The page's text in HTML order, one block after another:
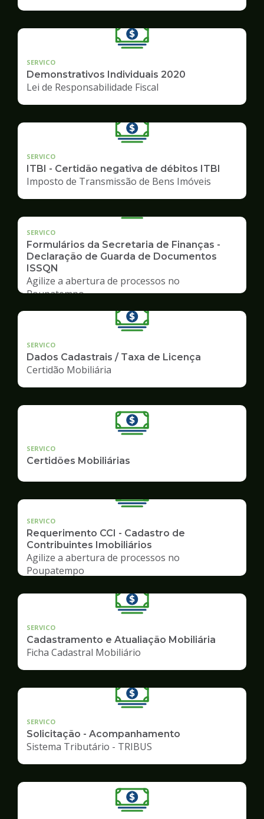
SERVICO
Demonstrativos Individuais 2020
Lei de Responsabilidade Fiscal
SERVICO
ITBI - Certidão negativa de débitos ITBI
Imposto de Transmissão de Bens Imóveis
SERVICO
Formulários da Secretaria de Finanças -
Declaração de Guarda de Documentos
ISSQN
Agilize a abertura de processos no
Poupatempo
SERVICO
Dados Cadastrais / Taxa de Licença
Certidão Mobiliária
SERVICO
Certidões Mobiliárias
SERVICO
Requerimento CCI - Cadastro de
Contribuintes Imobiliários
Agilize a abertura de processos no
Poupatempo
SERVICO
Cadastramento e Atualiação Mobiliária
Ficha Cadastral Mobiliário
SERVICO
Solicitação - Acompanhamento
Sistema Tributário - TRIBUS